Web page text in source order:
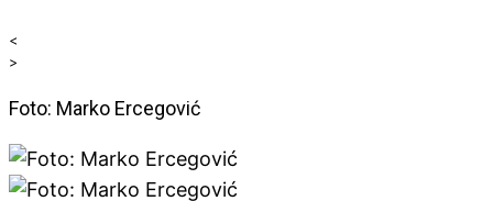
<
>
Foto: Marko Ercegović